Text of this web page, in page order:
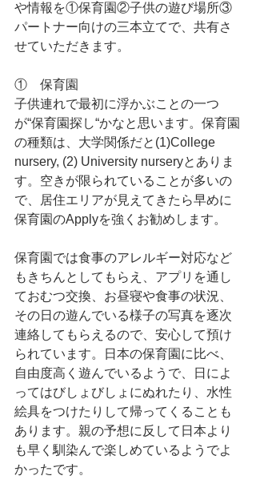
や情報を①保育園②子供の遊び場所③
パートナー向けの三本立てで、共有さ
せていただきます。
①    保育園
子供連れで最初に浮かぶことの一つ
が“保育園探し“かなと思います。保育園
の種類は、大学関係だと(1)College
nursery, (2) University nurseryとありま
す。空きが限られていることが多いの
で、居住エリアが見えてきたら早めに
保育園のApplyを強くお勧めします。
保育園では食事のアレルギー対応など
もきちんとしてもらえ、アプリを通し
ておむつ交換、お昼寝や食事の状況、
その日の遊んでいる様子の写真を逐次
連絡してもらえるので、安心して預け
られています。日本の保育園に比べ、
自由度高く遊んでいるようで、日によ
ってはびしょびしょにぬれたり、水性
絵具をつけたりして帰ってくることも
あります。親の予想に反して日本より
も早く馴染んで楽しめているようでよ
かったです。